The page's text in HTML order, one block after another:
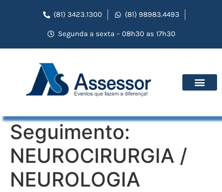
(81) 3423.1300 (81) 98983.4493
Segunda a sexta – 08h30 as 17h30
Seguimento:
NEUROCIRURGIA /
NEUROLOGIA